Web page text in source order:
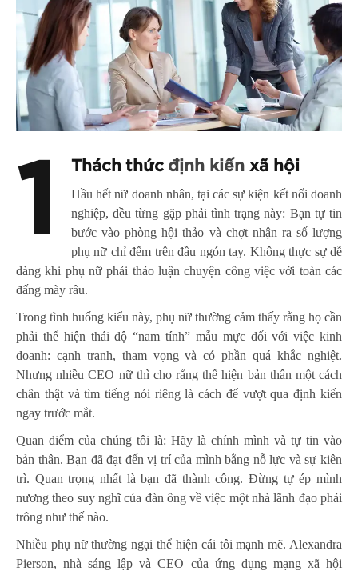
1 Thách thức định kiến xã hội
Hầu hếtnữ doanh nhân, tại các sự kiện kết nối doanh
nghiệp, đều từng gặp phải tình trạng này: Bạn tự tin
bước vào phòng hội thảo và chợt nhận ra số lượng
phụ nữ chỉ đếm trên đầu ngón tay. Không thực sự dễ
dàng khi phụ nữ phải thảo luận chuyện công việc với toàn các
đấng mày râu.
Trong tình huống kiểu này, phụ nữ thường cảm thấy rằng họ cần
phải thể hiện thái độ “nam tính” mẫu mực đối với việc kinh
doanh: cạnh tranh, tham vọng và có phần quá khắc nghiệt.
Nhưng nhiều CEO nữ thì cho rằng thể hiện bản thân một cách
chân thật và tìm tiếng nói riêng là cách để vượt qua định kiến
ngay trước mắt.
Quan điểm của chúng tôi là: Hãy là chính mình và tự tin vào
bản thân. Bạn đã đạt đến vị trí của mình bằng nỗ lực và sự kiên
trì. Quan trọng nhất là bạn đã thành công. Đừng tự ép mình
nương theo suy nghĩ của đàn ông về việc một nhà lãnh đạo phải
trông như thế nào.
Nhiều phụ nữ thường ngại thể hiện cái tôi mạnh mẽ. Alexandra
Pierson, nhà sáng lập và CEO của ứng dụng mạng xã hội